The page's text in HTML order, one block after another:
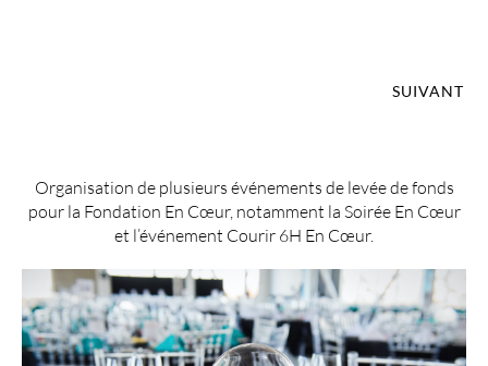
SUIVANT
Organisation de plusieurs événements de levée de fonds
pour la Fondation En Cœur, notamment la Soirée En Cœur
et l’événement Courir 6H En Cœur.